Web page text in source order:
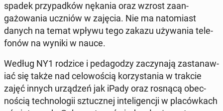
spadek przy­pad­ków nękania oraz wzrost zaan­
gażowa­nia uczniów w zajęcia. Nie ma nato­mi­ast
danych na temat wpływu tego zakazu uży­wa­nia tele­
fonów na wyniki w nauce.
Według NY1 rodzice i pedagodzy za­czy­na­ją za­s­tanaw­
iać się także nad celowoś­cią ko­rzys­ta­nia w trakcie
zajęć innych urządzeń jak iPady oraz rosnącą obec­
noś­cią tech­nologii sz­tucznej in­teligencji w placówkach